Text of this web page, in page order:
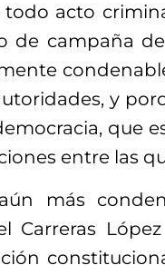
todo acto
de campaña
y
que
entre las
más
Carreras